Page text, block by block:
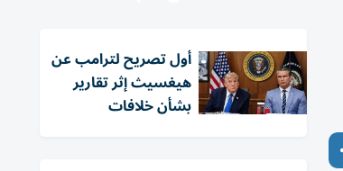
أول تصريح لترامب عن
هيغسيث إثر تقارير
بشأن خلافات